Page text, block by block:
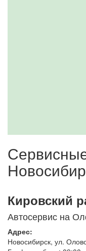
Кировский
Автосервис на
Адрес:
Новосибирск, ул.